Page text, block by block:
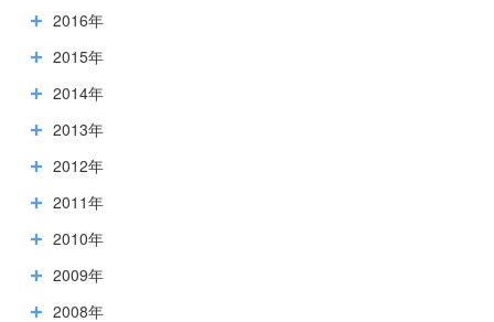
2016年
2015年
2014年
2013年
2012年
2011年
2010年
2009年
2008年